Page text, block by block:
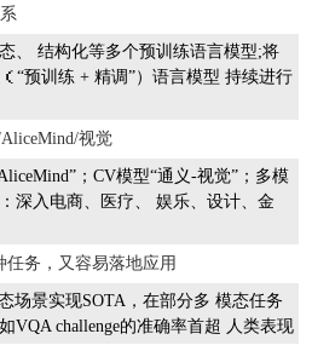
、 结构化等多个预训练语言模型;将
“预训练 + 精调”）语言模型 持续进行
视觉
；CV模型“通义-视觉”；多模
深入电商、医疗、 娱乐、设计、金
任务，又容易落地应用
场景实现SOTA，在部分多 模态任务
VQA challenge的准确率首超 人类表现